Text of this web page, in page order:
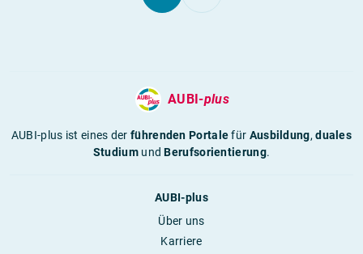
AUBI-plus
AUBI-plus ist eines derführenden Portalefür Ausbildung,duales
StudiumundBerufsorientierung.
AUBI-plus
Über uns
Karriere